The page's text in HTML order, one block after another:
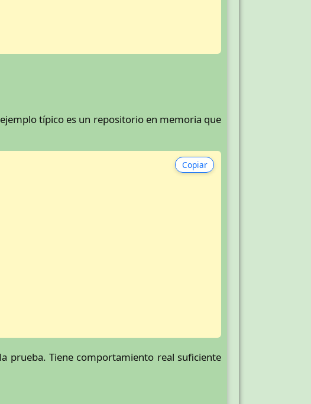
típico es un repositorio en memoria que
Copiar
prueba. Tiene comportamiento real suficiente